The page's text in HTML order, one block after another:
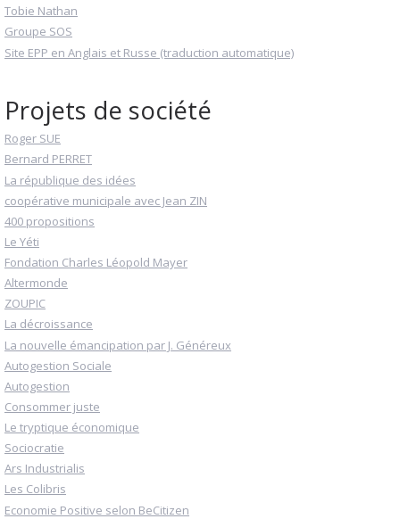
Tobie Nathan
Groupe SOS
Site EPP en Anglais et Russe (traduction automatique)
Projets de société
Roger SUE
Bernard PERRET
La république des idées
coopérative municipale avec Jean ZIN
400 propositions
Le Yéti
Fondation Charles Léopold Mayer
Altermonde
ZOUPIC
La décroissance
La nouvelle émancipation par J. Généreux
Autogestion Sociale
Autogestion
Consommer juste
Le tryptique économique
Sociocratie
Ars Industrialis
Les Colibris
Economie Positive selon BeCitizen